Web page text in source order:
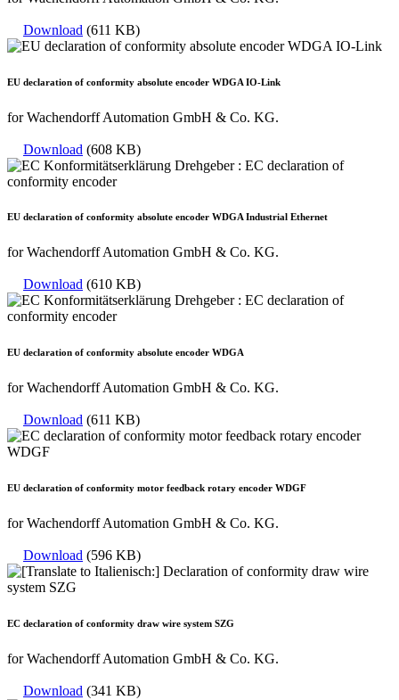
Download (611 KB)
EU declaration of conformity absolute encoder WDGA IO-Link
for Wachendorff Automation GmbH & Co. KG.
Download (608 KB)
EU declaration of conformity absolute encoder WDGA Industrial Ethernet
for Wachendorff Automation GmbH & Co. KG.
Download (610 KB)
EU declaration of conformity absolute encoder WDGA
for Wachendorff Automation GmbH & Co. KG.
Download (611 KB)
EU declaration of conformity motor feedback rotary encoder WDGF
for Wachendorff Automation GmbH & Co. KG.
Download (596 KB)
EC declaration of conformity draw wire system SZG
for Wachendorff Automation GmbH & Co. KG.
Download (341 KB)